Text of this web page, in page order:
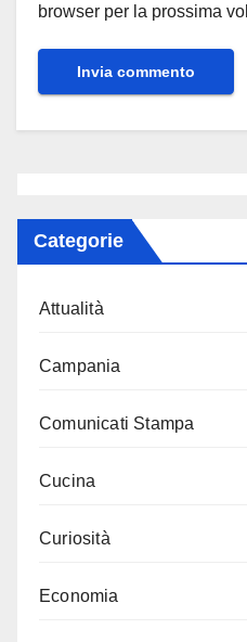
browser per la prossima
Categorie
Attualità
Campania
Comunicati Stampa
Cucina
Curiosità
Economia